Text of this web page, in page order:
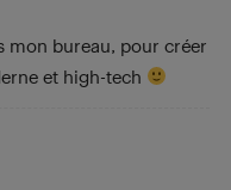
mon bureau, pour créer
et high-tech